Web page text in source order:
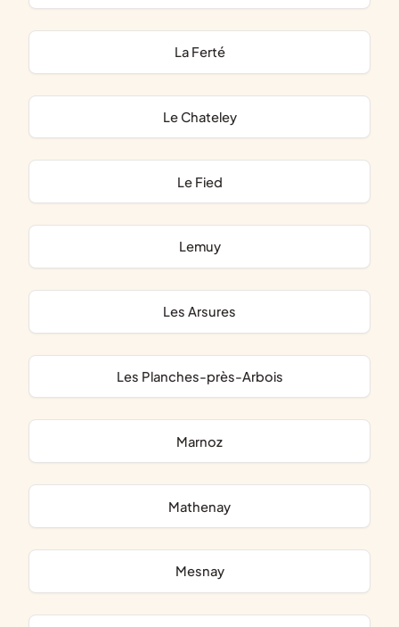
La Ferté
Le Chateley
Le Fied
Lemuy
Les Arsures
Les Planches-près-Arbois
Marnoz
Mathenay
Mesnay